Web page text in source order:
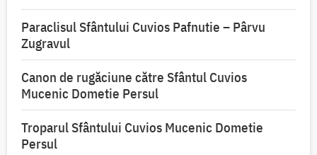
Paraclisul Sfântului Cuvios Pafnutie – Pârvu
Zugravul
Canon de rugăciune către Sfântul Cuvios
Mucenic Dometie Persul
Troparul Sfântului Cuvios Mucenic Dometie
Persul